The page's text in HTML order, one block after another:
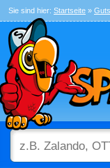
Sie sind hier: Startseite »